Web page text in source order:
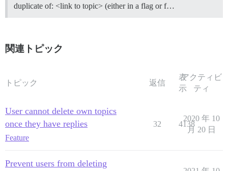
duplicate of: <link to topic> (either in a flag or f…
関連トピック
トピック 返信
表
示
アクティビ
ティ
User cannot delete own topics
once they have replies
Feature
32 4138
2020 年 10
月 20 日
Prevent users from deleting